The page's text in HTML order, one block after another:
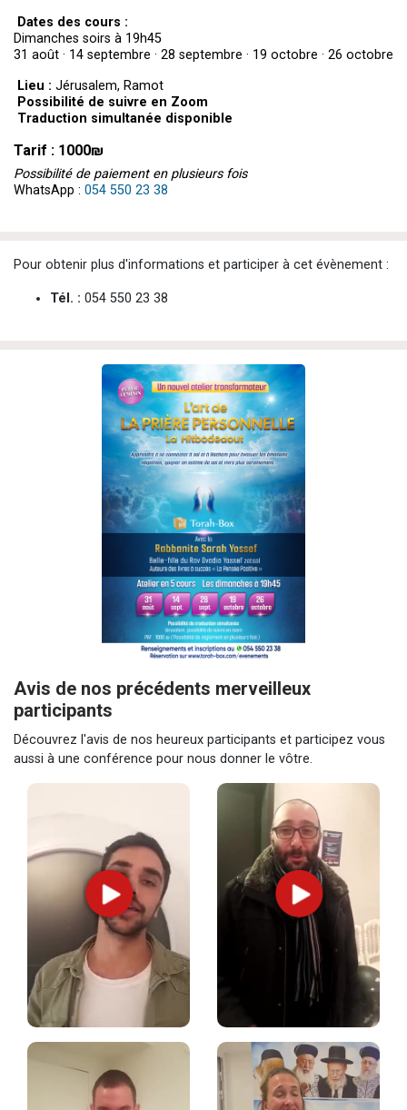
Dates des cours :
Dimanches soirs à 19h45
31 août · 14 septembre · 28 septembre · 19 octobre · 26 octobre
Lieu : Jérusalem, Ramot
Possibilité de suivre en Zoom
Traduction simultanée disponible
Tarif : 1000₪
Possibilité de paiement en plusieurs fois
WhatsApp : 054 550 23 38
Pour obtenir plus d'informations et participer à cet évènement :
Tél. : 054 550 23 38
Avis de nos précédents merveilleux
participants
Découvrez l'avis de nos heureux participants et participez vous
aussi à une conférence pour nous donner le vôtre.